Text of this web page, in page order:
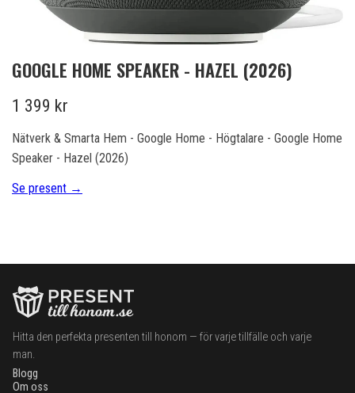
GOOGLE HOME SPEAKER - HAZEL (2026)
1 399 kr
Nätverk & Smarta Hem - Google Home - Högtalare - Google Home
Speaker - Hazel (2026)
Se present →
Hitta den perfekta presenten till honom — för varje tillfälle och varje
man.
Blogg
Om oss